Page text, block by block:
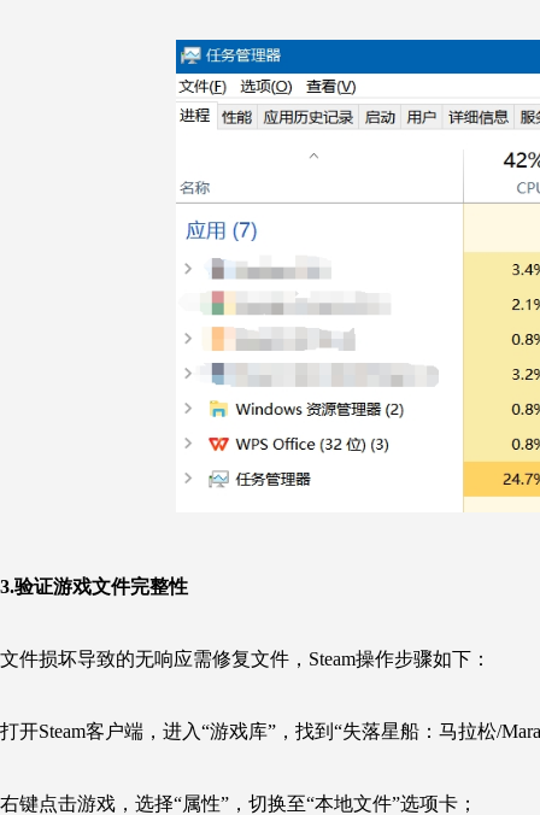
3.验证游戏文件完整性
文件损坏导致的无响应需修复文件，Steam操作步骤如下：
打开Steam客户端，进入“游戏库”，找到“失落星船：马拉松/
右键点击游戏，选择“属性”，切换至“本地文件”选项卡；